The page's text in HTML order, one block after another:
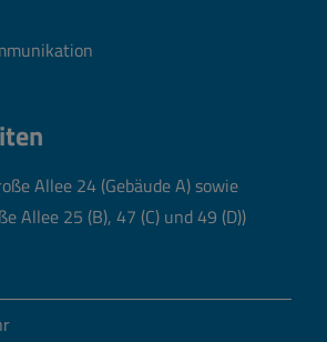
Allee 24 (Gebäude A) sowie
Allee 25 (B), 47 (C) und 49 (D))